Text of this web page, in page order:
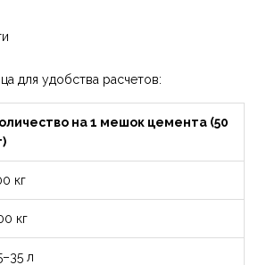
для удобства расчетов:
на 1 мешок цемента (50
кг
кг
л